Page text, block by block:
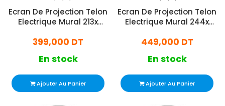
Ecran De Projection Telon
Electrique Mural 213x
399,000 DT
En stock
Ajouter Au Panier
Ecran De Projection Telon
Electrique Mural 244x
449,000 DT
En stock
Ajouter Au Panier